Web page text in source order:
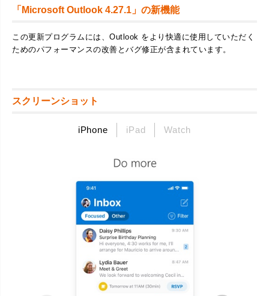
「Microsoft Outlook 4.27.1」の新機能
この更新プログラムには、Outlook をより快適に使用していただく
ためのパフォーマンスの改善とバグ修正が含まれています。
スクリーンショット
iPhone iPad Watch